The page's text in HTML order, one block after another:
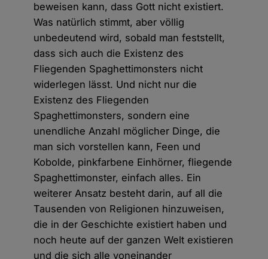
beweisen kann, dass Gott nicht existiert.
Was natürlich stimmt, aber völlig
unbedeutend wird, sobald man feststellt,
dass sich auch die Existenz des
Fliegenden Spaghettimonsters nicht
widerlegen lässt. Und nicht nur die
Existenz des Fliegenden
Spaghettimonsters, sondern eine
unendliche Anzahl möglicher Dinge, die
man sich vorstellen kann, Feen und
Kobolde, pinkfarbene Einhörner, fliegende
Spaghettimonster, einfach alles. Ein
weiterer Ansatz besteht darin, auf all die
Tausenden von Religionen hinzuweisen,
die in der Geschichte existiert haben und
noch heute auf der ganzen Welt existieren
und die sich alle voneinander